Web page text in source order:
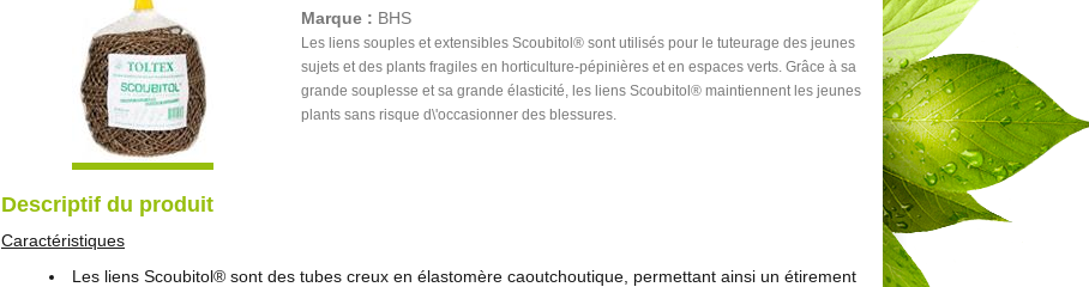
Marque : BHS
Les liens souples et extensibles Scoubitol® sont utilisés pour le tuteurage des jeunes
sujets et des plants fragiles en horticulture-pépinières et en espaces verts. Grâce à sa
grande souplesse et sa grande élasticité, les liens Scoubitol® maintiennent les jeunes
plants sans risque d\'occasionner des blessures.
Descriptif du produit
Caractéristiques
Les liens Scoubitol® sont des tubes creux en élastomère caoutchoutique, permettant ainsi un étirement